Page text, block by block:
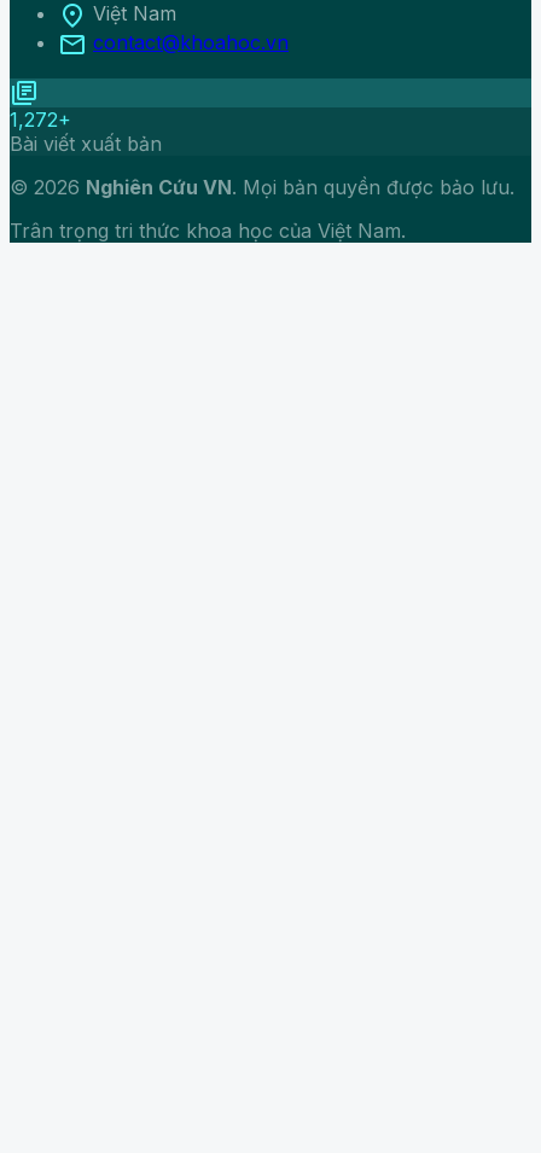
location_on Việt Nam
mail contact@khoahoc.vn
library_books
1,272+
Bài viết xuất bản
© 2026 Nghiên Cứu VN. Mọi bản quyền được bảo lưu.
Trân trọng tri thức khoa học của Việt Nam.